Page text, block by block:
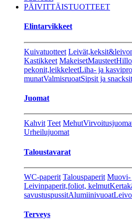
PÄIVITTÄISTUOTTEET
Elintarvikkeet
Kuivatuotteet
Kastikkeet MakeisetMausteet
pekonit,leikkeleetLiha- ja
munatValmisruoatSipsit ja snacksit
Juomat
Kahvit Teet Mehut
Urheilujuomat
Taloustavarat
WC-paperit Talouspaperit Muovi-
Leivinpaperit,foliot, kelmut
savustuspussitAlumiinivuoat
Terveys